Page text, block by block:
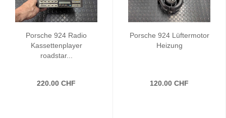
Porsche 924 Radio
Kassettenplayer
roadstar...
220.00 CHF
Porsche 924 Lüftermotor
Heizung
120.00 CHF